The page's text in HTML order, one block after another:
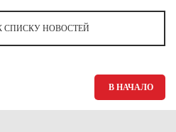
СПИСКУ НОВОСТЕЙ
В НАЧАЛО